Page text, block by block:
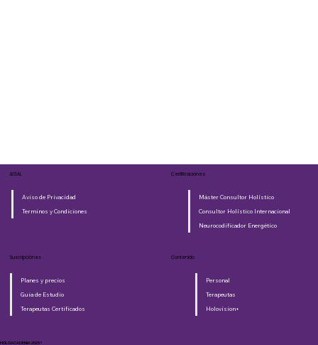
Aviso de Privacidad
Terminos y Condiciones
LEGAL
Máster Consultor Holístico
Consultor Holístico Internacional
Neurocodificador Energético
Certificaciones
Contenido
Personal
Terapeutas
Holovision+
Planes y precios
Guia de Estudio
Terapeutas Certificados
Suscripciónes
HOLOACADEMIA 2025®​